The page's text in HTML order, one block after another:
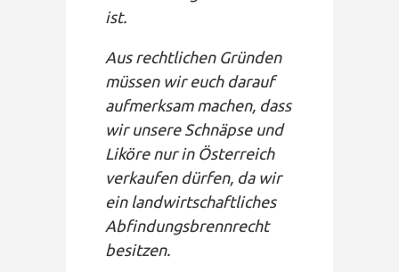
ist.
Aus rechtlichen Gründen
müssen wir euch darauf
aufmerksam machen, dass
wir unsere Schnäpse und
Liköre nur in Österreich
verkaufen dürfen, da wir
ein landwirtschaftliches
Abfindungsbrennrecht
besitzen.